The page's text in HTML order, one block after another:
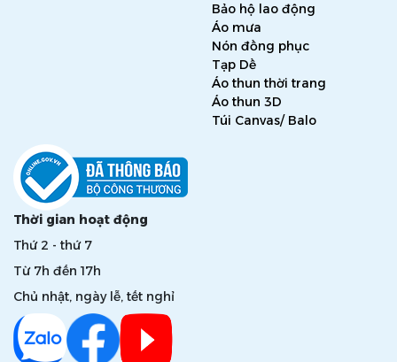
Bảo hộ lao động
Áo mưa
Nón đồng phục
Tạp Dề
Áo thun thời trang
Áo thun 3D
Túi Canvas/ Balo
Thời gian hoạt động
Thứ 2 - thứ 7
Từ 7h đến 17h
Chủ nhật, ngày lễ, tết nghỉ